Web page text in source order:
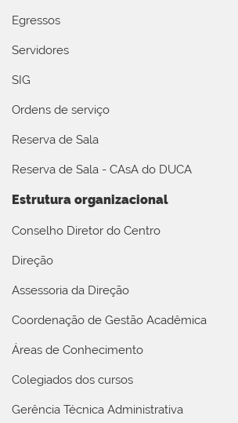
Egressos
Servidores
SIG
Ordens de serviço
Reserva de Sala
Reserva de Sala - CAsA do DUCA
Estrutura organizacional
Conselho Diretor do Centro
Direção
Assessoria da Direção
Coordenação de Gestão Acadêmica
Áreas de Conhecimento
Colegiados dos cursos
Gerência Técnica Administrativa